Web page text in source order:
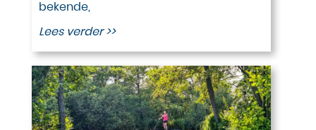
bekende,
Lees verder >>